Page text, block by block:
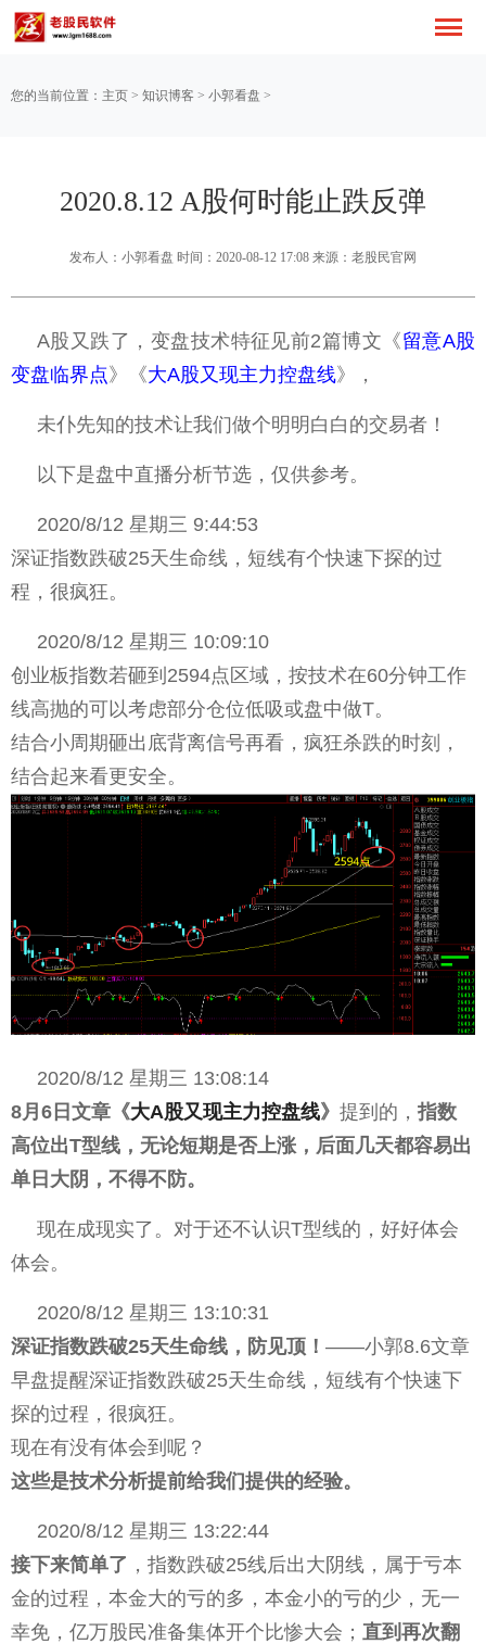
您的当前位置： 主页 > 知识博客 > 小郭看盘 >
2020.8.12 A股何时能止跌反弹
发布人：小郭看盘 时间：2020-08-12 17:08 来源：老股民官网
A股又跌了，变盘技术特征见前2篇博文《 留意A股
变盘临界点》《大A股又现主力控盘线》，
未仆先知的技术让我们做个明明白白的交易者！
以下是盘中直播分析节选，仅供参考。
2020/8/12 星期三 9:44:53
深证指数跌破25天生命线，短线有个快速下探的过
程，很疯狂。
2020/8/12 星期三 10:09:10
创业板指数若砸到2594点区域，按技术在60分钟工作
线高抛的可以考虑部分仓位低吸或盘中做T。
结合小周期砸出底背离信号再看，疯狂杀跌的时刻，
结合起来看更安全。
2020/8/12 星期三 13:08:14
8月6日文章《大A股又现主力控盘线》 提到的， 指数
高位出T型线，无论短期是否上涨，后面几天都容易出
单日大阴，不得不防。
现在成现实了。对于还不认识T型线的，好好体会
体会。
2020/8/12 星期三 13:10:31
深证指数跌破25天生命线，防见顶！ ——小郭8.6文章
早盘提醒深证指数跌破25天生命线，短线有个快速下
探的过程，很疯狂。
现在有没有体会到呢？
这些是技术分析提前给我们提供的经验。
2020/8/12 星期三 13:22:44
接下来简单了 ，指数跌破25线后出大阴线，属于亏本
金的过程，本金大的亏的多，本金小的亏的少，无一
幸免，亿万股民准备集体开个比惨大会； 直到再次翻